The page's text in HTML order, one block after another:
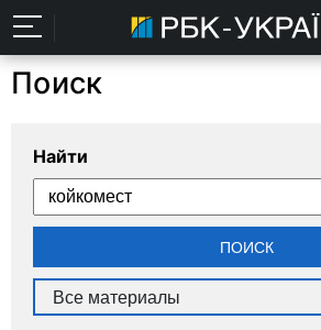
Поиск
Найти